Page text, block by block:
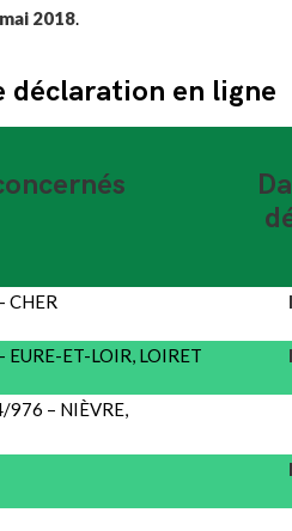
2018.
déclaration en ligne
CHER
EURE-ET-LOIR, LOIRET
976 – NIÈVRE,